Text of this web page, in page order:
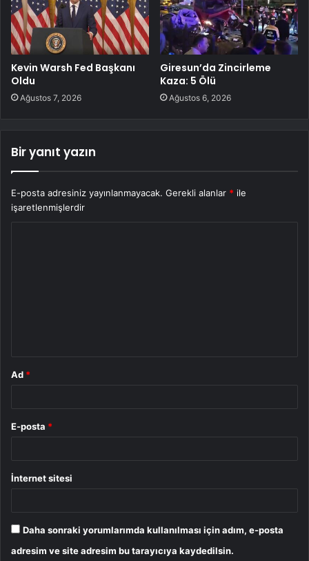
Kevin Warsh Fed Başkanı
Oldu
Ağustos 7, 2026
Giresun’da Zincirleme
Kaza: 5 Ölü
Ağustos 6, 2026
Bir yanıt yazın
E-posta adresiniz yayınlanmayacak. Gerekli alanlar * ile
işaretlenmişlerdir
Ad *
E-posta *
İnternet sitesi
Daha sonraki yorumlarımda kullanılması için adım, e-posta
adresim ve site adresim bu tarayıcıya kaydedilsin.